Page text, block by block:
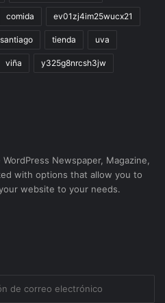
comida ev01zj4im25wucx21
santiago tienda uva
viña y325g8nrcsh3jw
Newspaper, Magazine,
with options that allow you to
website to your needs.